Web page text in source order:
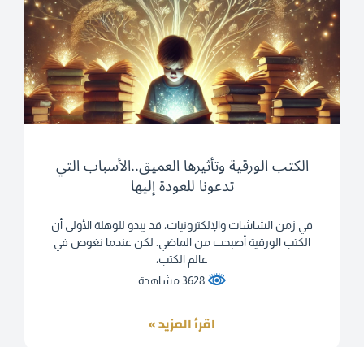
الكتب الورقية وتأثيرها العميق..الأسباب التي
تدعونا للعودة إليها
في زمن الشاشات والإلكترونيات، قد يبدو للوهلة الأولى أن
الكتب الورقية أصبحت من الماضي. لكن عندما نغوص في
عالم الكتب،
3628 مشاهدة
اقرأ المزيد »